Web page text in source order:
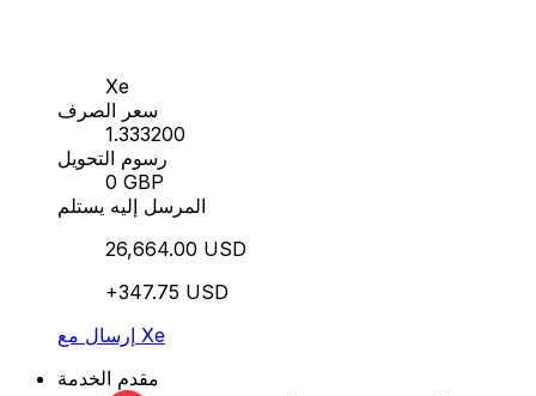
Xe
سعر الصرف
1.333200
رسوم التحويل
0 GBP
المرسل إليه يستلم
26,664.00 USD
+347.75 USD
إرسال مع Xe
مقدم الخدمة